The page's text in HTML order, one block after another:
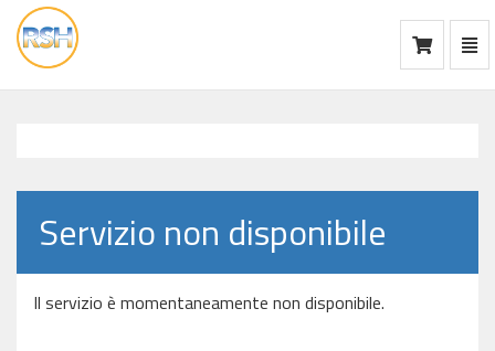
vai
alla
Servizio non disponibile
Il servizio è momentaneamente non disponibile.